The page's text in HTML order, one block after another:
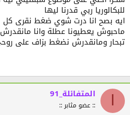
للبكالوريا ربي قدرنا ليها
ماحبوش يعطيونا عطلة وانا
تبحار ومانقدرش نضغط بزاف على
المتفائلة_91
:: عضو مثابر ::